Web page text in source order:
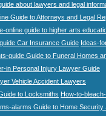
about lawyers and legal
Guide to Attorneys and Legal
online guide to higher arts
Car Insurance Guide Ideas-
guide Guide to Funeral Homes
in Personal Injury Lawyer Guide
Vehicle Accident Lawyers
to Locksmiths How-to-
alarms Guide to Home Security